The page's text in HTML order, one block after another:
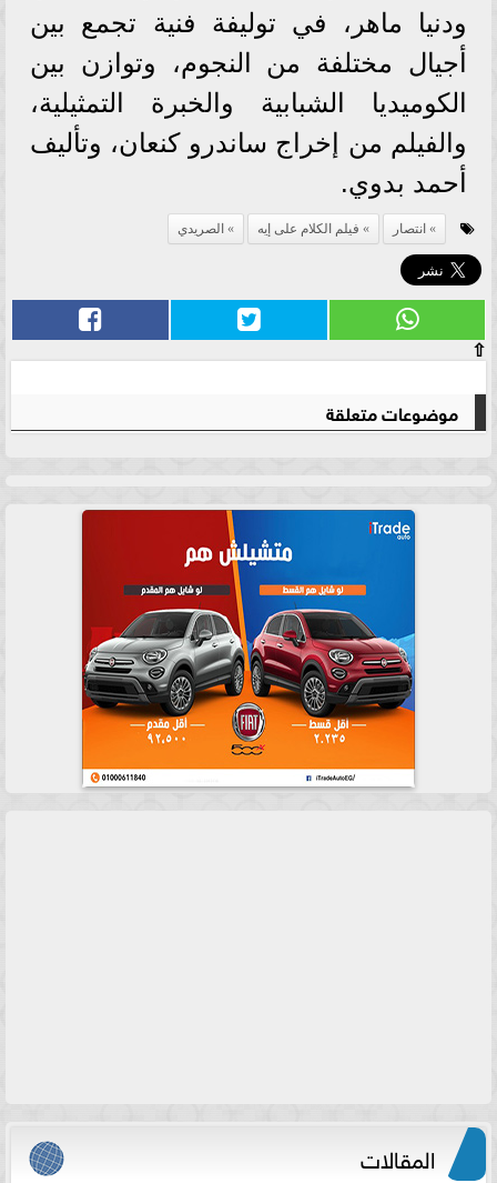
ودنيا ماهر، في توليفة فنية تجمع بين
أجيال مختلفة من النجوم، وتوازن بين
الكوميديا الشبابية والخبرة التمثيلية،
والفيلم من إخراج ساندرو كنعان، وتأليف
أحمد بدوي.
انتصار فيلم الكلام على إيه الصريدي
⇧
موضوعات متعلقة
المقالات